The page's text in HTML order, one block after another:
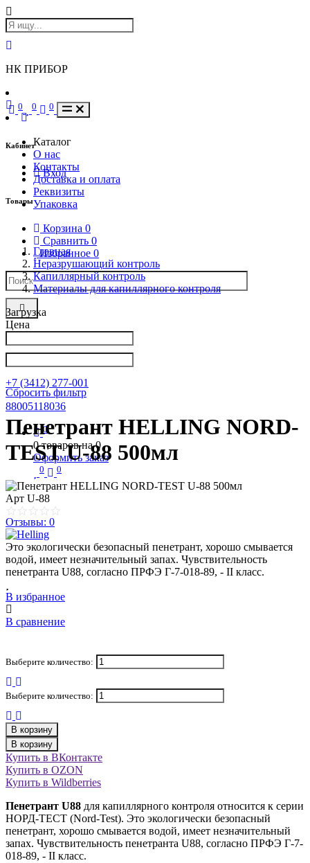
НК ПРИБОР
Кабинет
Вход
Товары
Корзина 0
Сравнить 0
Избранное 0
Написать в Телеграм
+7 (3412) 277-001
88005118036
0
0 товаров на0
Оформить заказ
0 0
0 0 0
Каталог
О нас
Контакты
Доставка и оплата
Реквизиты
Упаковка
Главная
Неразрушающий контроль
Капиллярный контроль
Материалы для капиллярного контроля
Загрузка
Цена
Сбросить фильтр
Пенетрант HELLING NORD-
TEST U-88 500мл
Арт U-88
Отзывы: 0
Это экологически безопасный пенетрант, хорошо смывается
водой, имеет незначительный запах. Чувствительность
пенетранта U88, согласно ПРФЭ Г-7-018-89, - II класс.
В избранное
В сравнение
Выберите количество:
Выберите количество:
В корзину
В корзину
Купить в ВКонтакте
Купить в OZON
Купить в Wildberries
Пенетрант U88 для капиллярного контроля относится к серии
НОРД-ТЕСТ (Nord-Test). Это экологически безопасный
пенетрант, хорошо смывается водой, имеет незначительный
запах. Чувствительность пенетранта U88, согласно ПРФЭ Г-7-
018-89, - II класс.